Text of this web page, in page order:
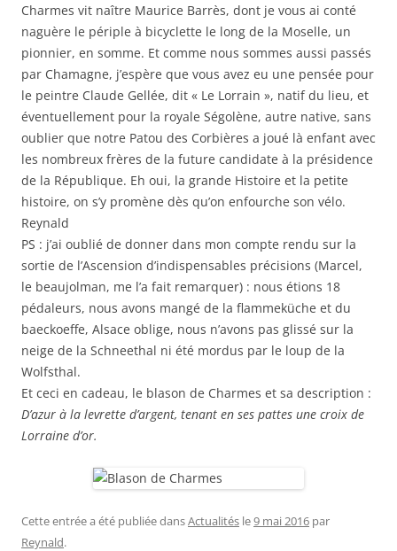
Charmes vit naître Maurice Barrès, dont je vous ai conté
naguère le périple à bicyclette le long de la Moselle, un
pionnier, en somme. Et comme nous sommes aussi passés
par Chamagne, j’espère que vous avez eu une pensée pour
le peintre Claude Gellée, dit « Le Lorrain », natif du lieu, et
éventuellement pour la royale Ségolène, autre native, sans
oublier que notre Patou des Corbières a joué là enfant avec
les nombreux frères de la future candidate à la présidence
de la République. Eh oui, la grande Histoire et la petite
histoire, on s’y promène dès qu’on enfourche son vélo.
Reynald
PS : j’ai oublié de donner dans mon compte rendu sur la
sortie de l’Ascension d’indispensables précisions (Marcel,
le beaujolman, me l’a fait remarquer) : nous étions 18
pédaleurs, nous avons mangé de la flammeküche et du
baeckoeffe, Alsace oblige, nous n’avons pas glissé sur la
neige de la Schneethal ni été mordus par le loup de la
Wolfsthal.
Et ceci en cadeau, le blason de Charmes et sa description :
D’azur à la levrette d’argent, tenant en ses pattes une croix de
Lorraine d’or.
Cette entrée a été publiée dansActualités le9 mai 2016 par
Reynald.